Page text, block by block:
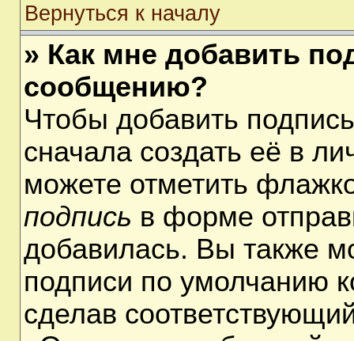
Вернуться к началу
» Как мне добавить
сообщению?
Чтобы добавить
сначала создать её в
можете отметить
подпись в форме
добавилась. Вы также
подписи по умолчанию
сделав